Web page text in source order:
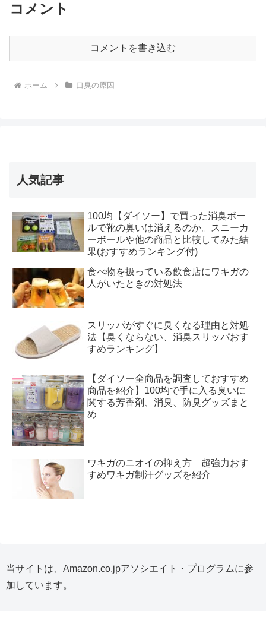
コメント
コメントを書き込む
ホーム 口臭の原因
人気記事
100均【ダイソー】で買った消臭ボー
ルで靴の臭いは消えるのか。スニーカ
ーボールや他の商品と比較してみた結
果(おすすめランキング付)
食べ物を扱っている飲食店にワキガの
人がいたときの対処法
スリッパがすぐに臭くなる理由と対処
法【臭くならない、消臭スリッパおす
すめランキング】
【ダイソー全商品を調査しておすすめ
商品を紹介】100均で手に入る臭いに
関する芳香剤、消臭、防臭グッズまと
め
ワキガのニオイの抑え方 超強力おす
すめワキガ制汗グッズを紹介
当サイトは、Amazon.co.jpアソシエイト・プログラムに参
加しています。